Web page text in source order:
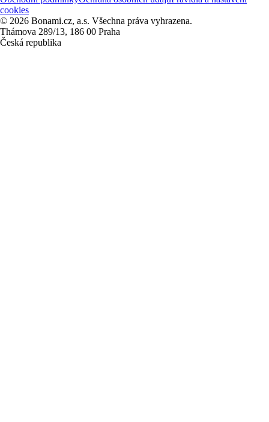
cookies
© 2026 Bonami.cz, a.s. Všechna práva vyhrazena.
Thámova 289/13, 186 00 Praha
Česká republika